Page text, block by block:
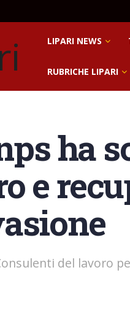
LIPARI NEWS
RUBRICHE LIPARI
ha
e
del lavoro